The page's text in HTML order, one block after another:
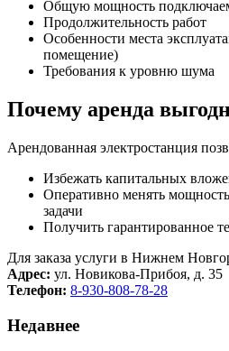
Общую мощность
Продолжительность работ
Особенности места
помещение)
Требования к уровню шума
Почему аренда
Арендованная электростанция
Избежать капитальных
Оперативно менять
задачи
Получить гарантированное
Для заказа услуги в Нижнем
Адрес: ул. Новикова-Прибоя, д. 35
Телефон: 8-930-808-78-28
Недавнее